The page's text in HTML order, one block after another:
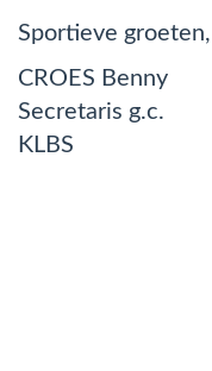
Sportieve groeten,
CROES Benny
Secretaris g.c.
KLBS